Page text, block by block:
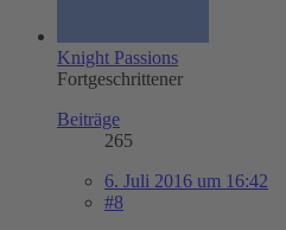
Knight Passions
Fortgeschrittener
Beiträge
265
6. Juli 2016 um 16:42
#8